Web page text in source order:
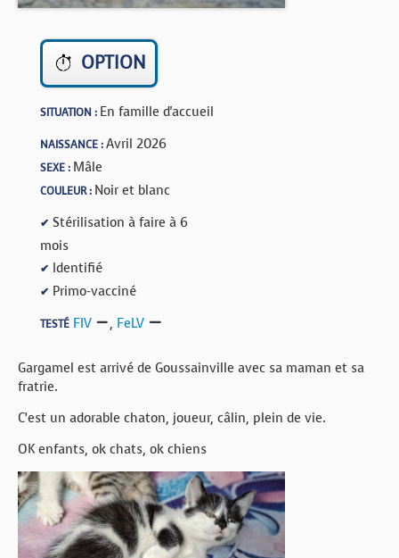
BOUTIQUE
FORUM
OPTION
SITUATION : En famille d'accueil
NAISSANCE :Avril 2026
SEXE : Mâle
COULEUR : Noir et blanc
✔ Stérilisation à faire à 6
mois
✔ Identifié
✔ Primo-vacciné
TESTÉ FIV , FeLV
Gargamel est arrivé de Goussainville avec sa maman et sa
fratrie.
C’est un adorable chaton, joueur, câlin, plein de vie.
OK enfants, ok chats, ok chiens